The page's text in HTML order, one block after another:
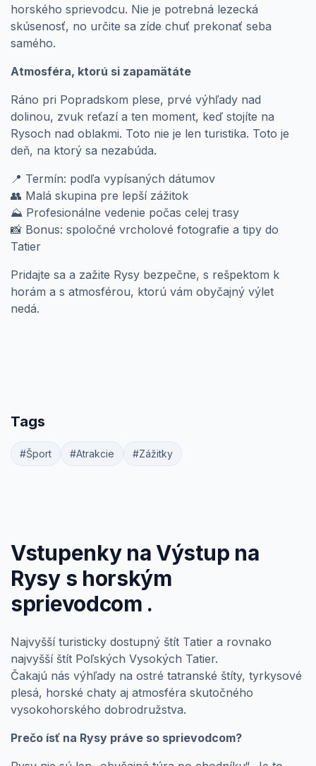
horského sprievodcu. Nie je potrebná lezecká
skúsenosť, no určite sa zíde chuť prekonať seba
samého.
Atmosféra, ktorú si zapamätáte
Ráno pri Popradskom plese, prvé výhľady nad
dolinou, zvuk reťazí a ten moment, keď stojíte na
Rysoch nad oblakmi. Toto nie je len turistika. Toto je
deň, na ktorý sa nezabúda.
📍 Termín: podľa vypísaných dátumov
👥 Malá skupina pre lepší zážitok
⛰️ Profesionálne vedenie počas celej trasy
📸 Bonus: spoločné vrcholové fotografie a tipy do
Tatier
Pridajte sa a zažite Rysy bezpečne, s rešpektom k
horám a s atmosférou, ktorú vám obyčajný výlet
nedá.
Tags
#Šport #Atrakcie #Zážitky
Vstupenky na Výstup na
Rysy s horským
sprievodcom .
Najvyšší turisticky dostupný štít Tatier a rovnako
najvyšší štít Poľských Vysokých Tatier.
Čakajú nás výhľady na ostré tatranské štíty, tyrkysové
plesá, horské chaty aj atmosféra skutočného
vysokohorského dobrodružstva.
Prečo ísť na Rysy práve so sprievodcom?